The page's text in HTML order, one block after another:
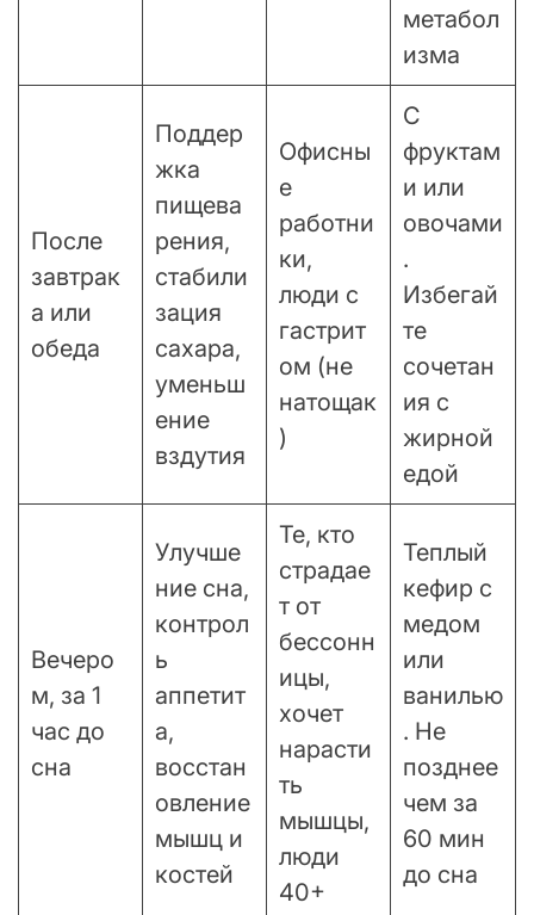
метабол
изма
После
завтрак
а или
обеда
Поддер
жка
пищева
рения,
стабили
зация
сахара,
уменьш
ение
вздутия
Офисны
е
работни
ки,
люди с
гастрит
ом (не
натощак
)
С
фруктам
и или
овочами
.
Избегай
те
сочетан
ия с
жирной
едой
Вечеро
м, за 1
час до
сна
Улучше
ние сна,
контрол
ь
аппетит
а,
восстан
овление
мышц и
костей
Те, кто
страдае
т от
бессонн
ицы,
хочет
нарасти
ть
мышцы,
люди
40+
Теплый
кефир с
медом
или
ванилью
. Не
позднее
чем за
60 мин
до сна